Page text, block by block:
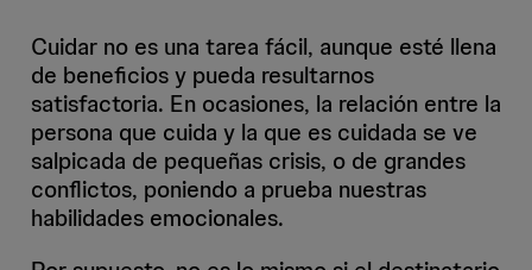
Cuidar no es una tarea fácil, aunque esté llena
de beneficios y pueda resultarnos
satisfactoria. En ocasiones, la relación entre la
persona que cuida y la que es cuidada se ve
salpicada de pequeñas crisis, o de grandes
conflictos, poniendo a prueba nuestras
habilidades emocionales.